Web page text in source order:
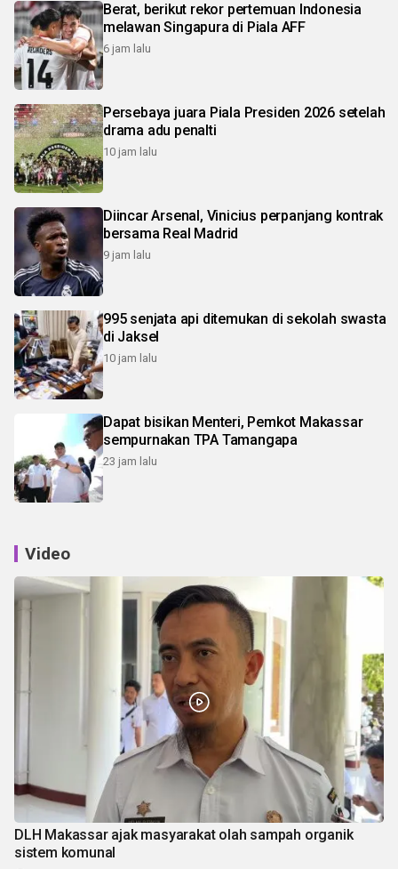
Berat, berikut rekor pertemuan Indonesia
melawan Singapura di Piala AFF
6 jam lalu
Persebaya juara Piala Presiden 2026 setelah
drama adu penalti
10 jam lalu
Diincar Arsenal, Vinicius perpanjang kontrak
bersama Real Madrid
9 jam lalu
995 senjata api ditemukan di sekolah swasta
di Jaksel
10 jam lalu
Dapat bisikan Menteri, Pemkot Makassar
sempurnakan TPA Tamangapa
23 jam lalu
Video
DLH Makassar ajak masyarakat olah sampah organik
sistem komunal